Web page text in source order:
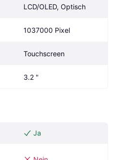
LCD/OLED, Optisch
1037000 Pixel
Touchscreen
3.2 "
Ja